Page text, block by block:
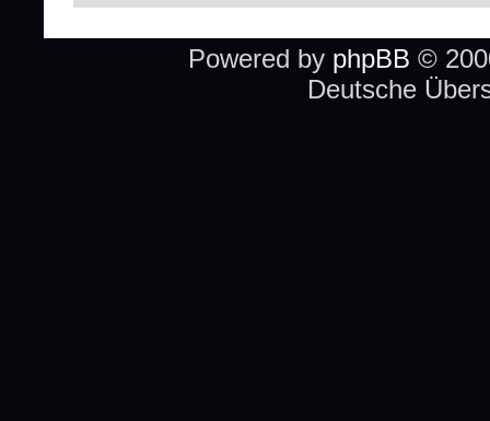
Powered by phpBB ©
Deutsche